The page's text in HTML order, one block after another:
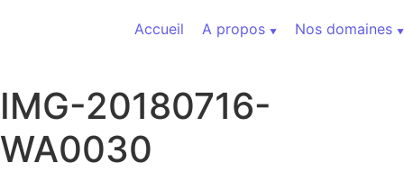
Accueil
A propos Nos domaines
IMG-20180716-
WA0030